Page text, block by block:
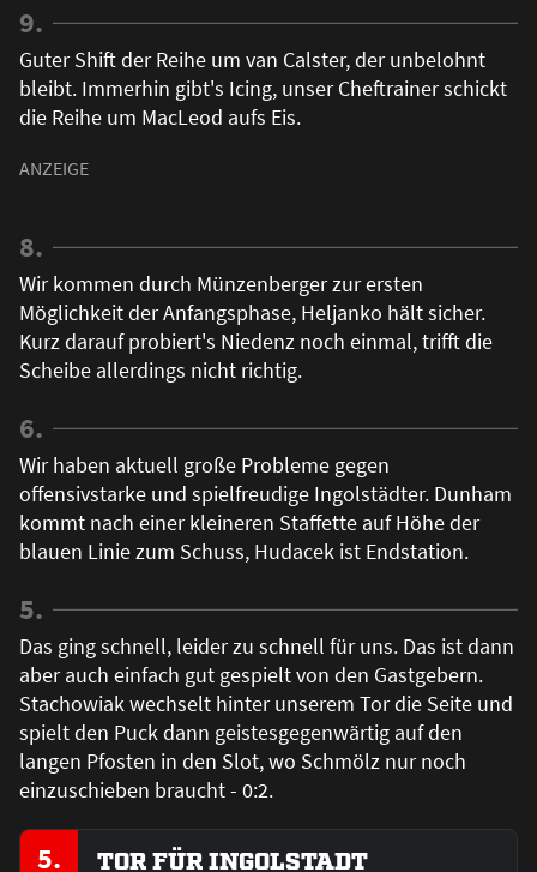
9.
Guter Shift der Reihe um van Calster, der unbelohnt
bleibt. Immerhin gibt's Icing, unser Cheftrainer schickt
die Reihe um MacLeod aufs Eis.
8.
Wir kommen durch Münzenberger zur ersten
Möglichkeit der Anfangsphase, Heljanko hält sicher.
Kurz darauf probiert's Niedenz noch einmal, trifft die
Scheibe allerdings nicht richtig.
6.
Wir haben aktuell große Probleme gegen
offensivstarke und spielfreudige Ingolstädter. Dunham
kommt nach einer kleineren Staffette auf Höhe der
blauen Linie zum Schuss, Hudacek ist Endstation.
5.
Das ging schnell, leider zu schnell für uns. Das ist dann
aber auch einfach gut gespielt von den Gastgebern.
Stachowiak wechselt hinter unserem Tor die Seite und
spielt den Puck dann geistesgegenwärtig auf den
langen Pfosten in den Slot, wo Schmölz nur noch
einzuschieben braucht - 0:2.
5. TOR FÜR INGOLSTADT